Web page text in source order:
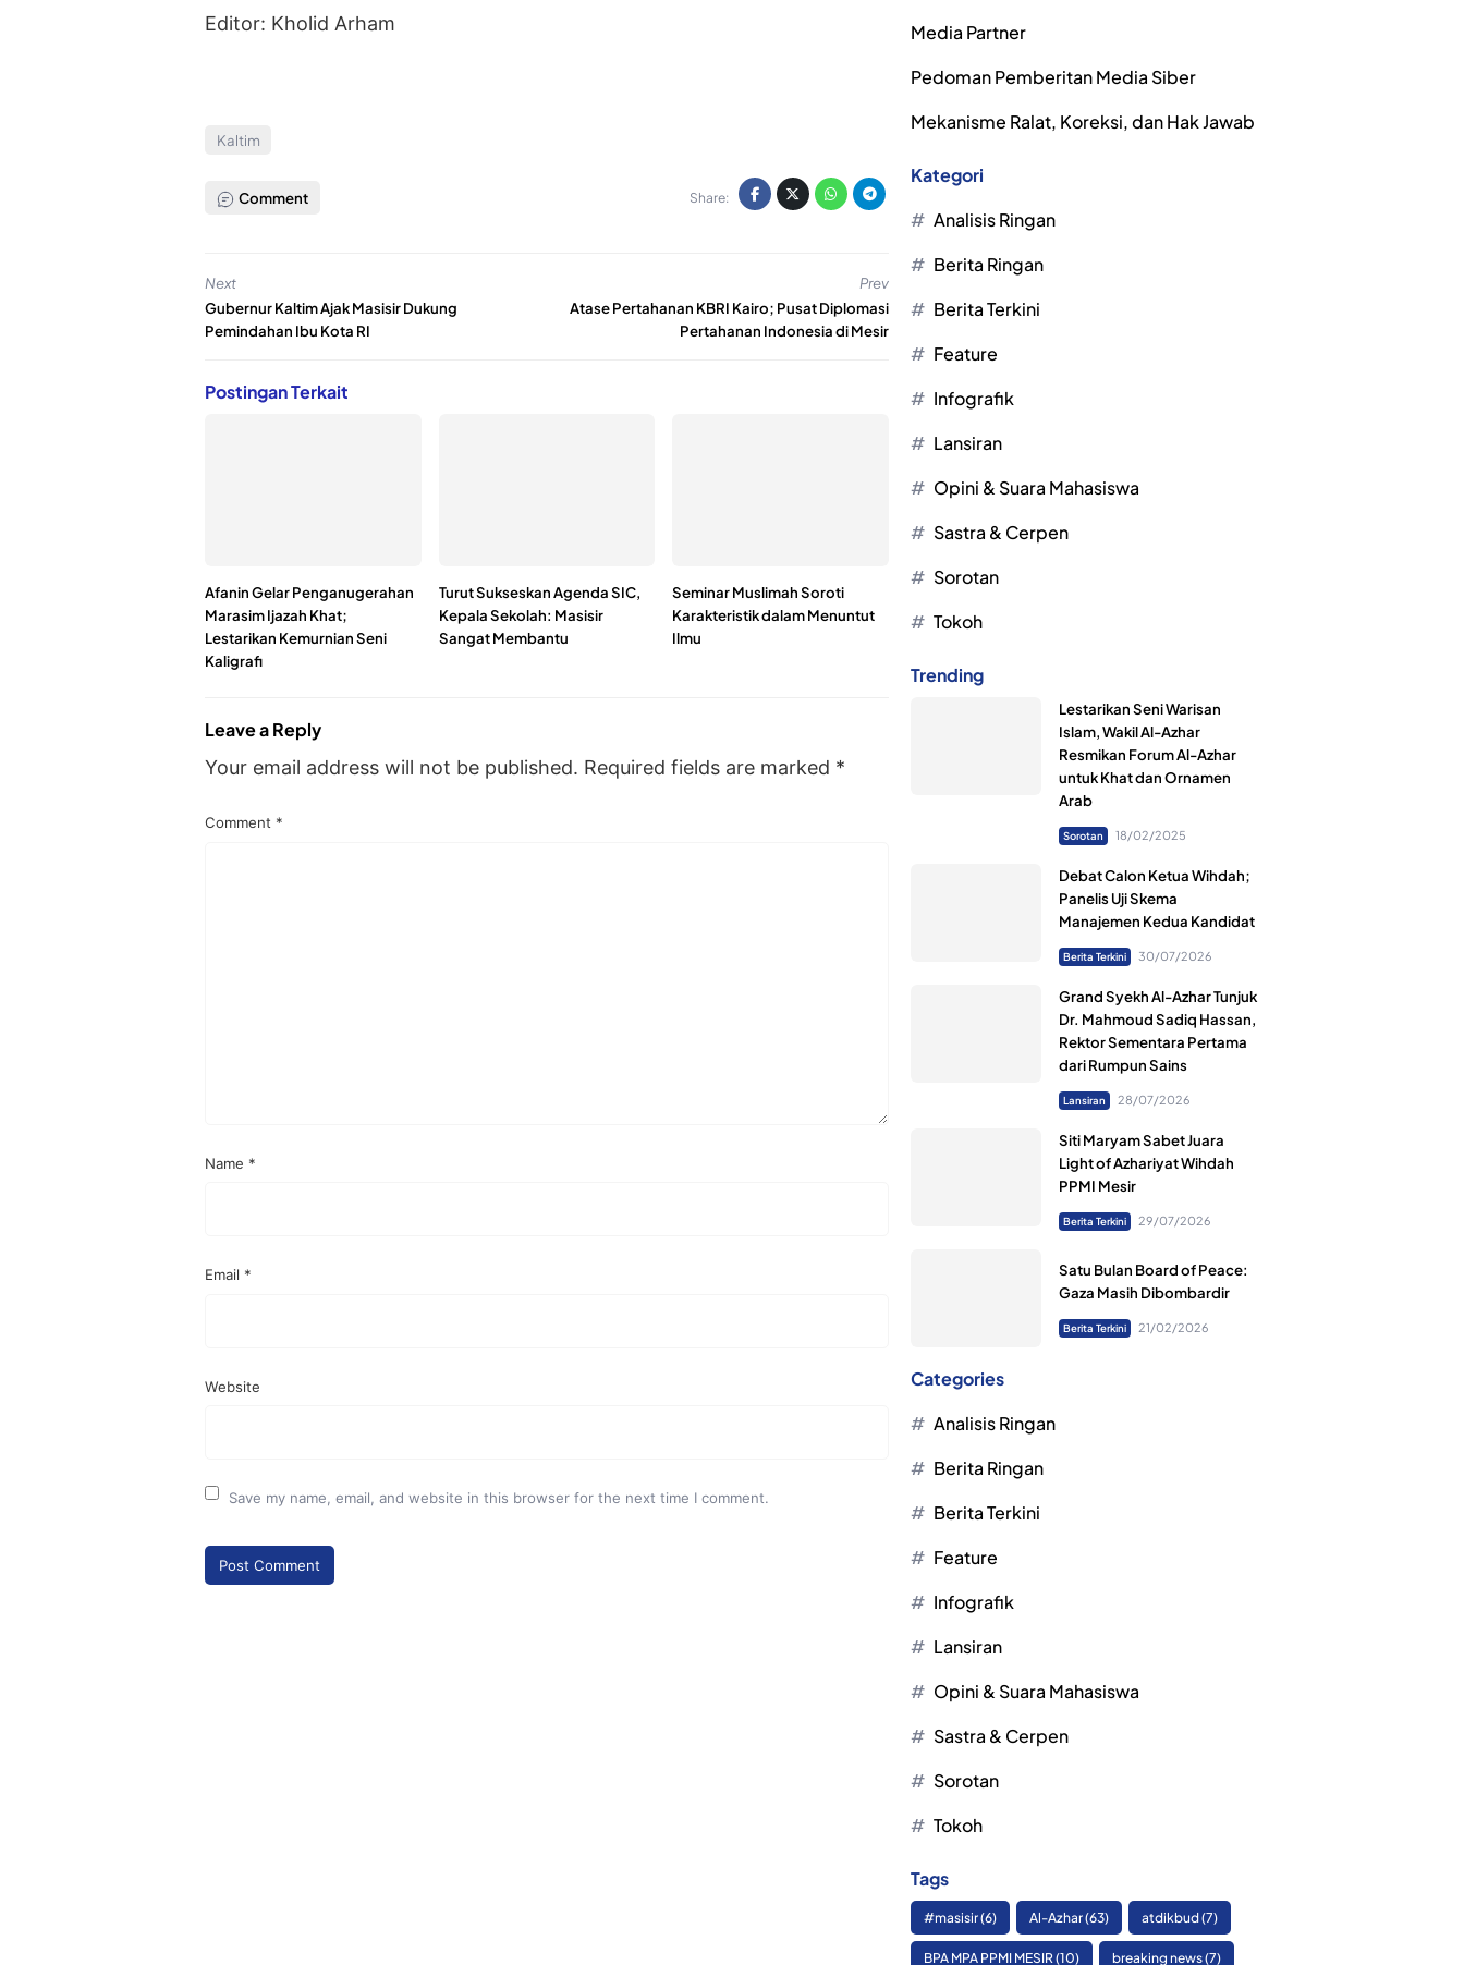
Editor: Kholid Arham
Kaltim
Comment Share:
Next
Gubernur Kaltim Ajak Masisir Dukung
Pemindahan Ibu Kota RI
Prev
Atase Pertahanan KBRI Kairo; Pusat Diplomasi
Pertahanan Indonesia di Mesir
Postingan Terkait
Afanin Gelar Penganugerahan
Marasim Ijazah Khat;
Lestarikan Kemurnian Seni
Kaligrafi
Turut Sukseskan Agenda SIC,
Kepala Sekolah: Masisir
Sangat Membantu
Seminar Muslimah Soroti
Karakteristik dalam Menuntut
Ilmu
Leave a Reply
Your email address will not be published. Required fields are marked *
Comment *
Name *
Email *
Website
Save my name, email, and website in this browser for the next time I comment.
Media Partner
Pedoman Pemberitan Media Siber
Mekanisme Ralat, Koreksi, dan Hak Jawab
Kategori
Analisis Ringan
Berita Ringan
Berita Terkini
Feature
Infografik
Lansiran
Opini & Suara Mahasiswa
Sastra & Cerpen
Sorotan
Tokoh
Trending
Lestarikan Seni Warisan
Islam, Wakil Al-Azhar
Resmikan Forum Al-Azhar
untuk Khat dan Ornamen
Arab
Sorotan 18/02/2025
Debat Calon Ketua Wihdah;
Panelis Uji Skema
Manajemen Kedua Kandidat
Berita Terkini 30/07/2026
Grand Syekh Al-Azhar Tunjuk
Dr. Mahmoud Sadiq Hassan,
Rektor Sementara Pertama
dari Rumpun Sains
Lansiran 28/07/2026
Siti Maryam Sabet Juara
Light of Azhariyat Wihdah
PPMI Mesir
Berita Terkini 29/07/2026
Satu Bulan Board of Peace:
Gaza Masih Dibombardir
Berita Terkini 21/02/2026
Categories
Analisis Ringan
Berita Ringan
Berita Terkini
Feature
Infografik
Lansiran
Opini & Suara Mahasiswa
Sastra & Cerpen
Sorotan
Tokoh
Tags
#masisir(6) Al-Azhar(63) atdikbud(7)
BPA MPA PPMI MESIR(10) breaking news(7)